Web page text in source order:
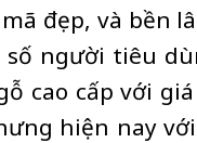
đẹp, và bền
người tiêu
cao cấp với
hiện nay với